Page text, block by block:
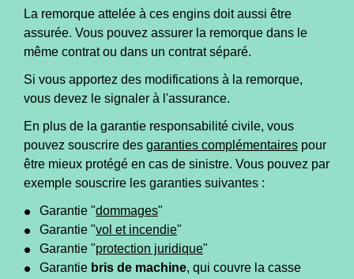
La remorque attelée à ces engins doit aussi être
assurée. Vous pouvez assurer la remorque dans le
même contrat ou dans un contrat séparé.
Si vous apportez des modifications à la remorque,
vous devez le signaler à l'assurance.
En plus de la garantie responsabilité civile, vous
pouvez souscrire des garanties complémentaires pour
être mieux protégé en cas de sinistre. Vous pouvez par
exemple souscrire les garanties suivantes :
Garantie "dommages"
Garantie "vol et incendie"
Garantie "protection juridique"
Garantie bris de machine, qui couvre la casse